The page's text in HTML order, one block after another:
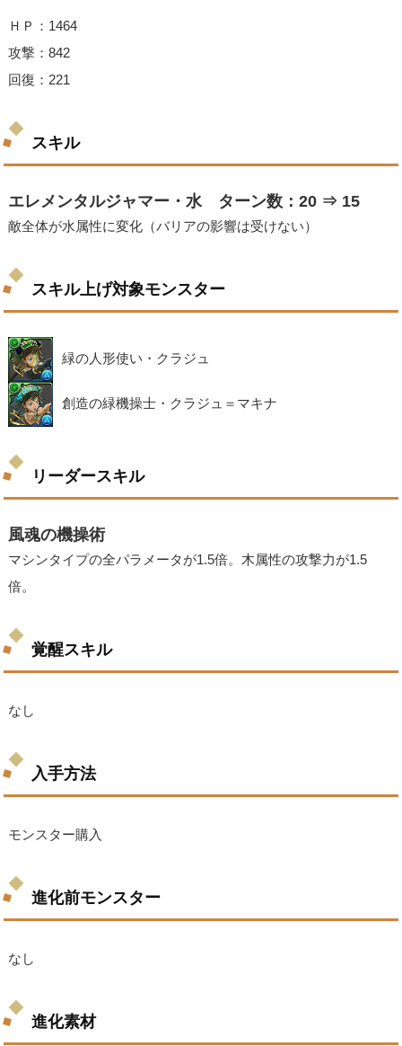
ＨＰ：1464
攻撃：842
回復：221
スキル
エレメンタルジャマー・水 ターン数：20 ⇒ 15
敵全体が水属性に変化（バリアの影響は受けない）
スキル上げ対象モンスター
緑の人形使い・クラジュ
創造の緑機操士・クラジュ＝マキナ
リーダースキル
風魂の機操術
マシンタイプの全パラメータが1.5倍。木属性の攻撃力が1.5
倍。
覚醒スキル
なし
入手方法
モンスター購入
進化前モンスター
なし
進化素材